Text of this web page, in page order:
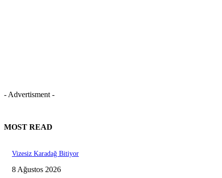
- Advertisment -
MOST READ
Vizesiz Karadağ Bitiyor
8 Ağustos 2026